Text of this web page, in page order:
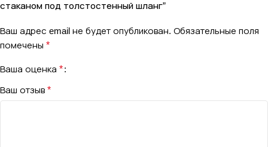
стаканом под толстостенный шланг”
Ваш адрес email не будет опубликован. Обязательные поля
помечены *
Ваша оценка *
Ваш отзыв *